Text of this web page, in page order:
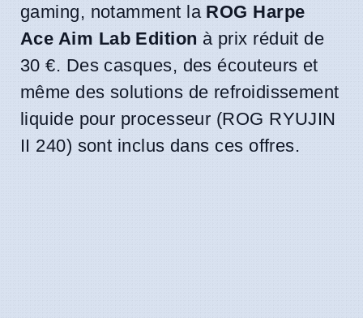
gaming, notamment la ROG Harpe
Ace Aim Lab Edition à prix réduit de
30 €. Des casques, des écouteurs et
même des solutions de refroidissement
liquide pour processeur (ROG RYUJIN
II 240) sont inclus dans ces offres.